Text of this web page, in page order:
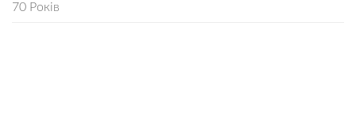
70 Років